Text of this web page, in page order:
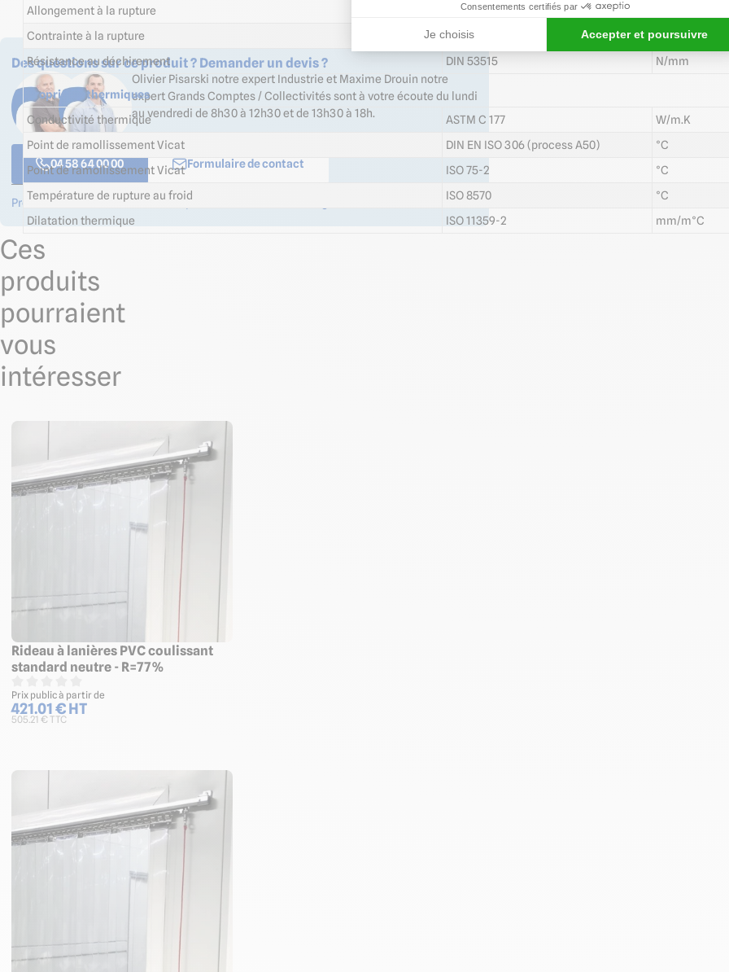
4200 à
4400
mm
5100 à
Des questions sur ce produit ? Demander un devis ?
Olivier Pisarski notre expert Industrie et Maxime Drouin notre
expert Grands Comptes / Collectivités sont à votre écoute du lundi
au vendredi de 8h30 à 12h30 et de 13h30 à 18h.
04 58 64 00 00 Formulaire de contact
Professionnels ? Créez votre compte et bénéficiez d’avantages !
Allongement à la rupture
ATSM D 638 / EN ISO 527
Contrainte à la rupture
ATSM D 638 / EN ISO 527 N/mm²
Résistance au déchirement
DIN 53515 N/mm
Propriétés thermiques
Conductivité thermique
ASTM C 177 W/m.K
Point de ramollissement Vicat
DIN EN ISO 306 (process A50) °C
Point de ramollissement Vicat
ISO 75-2 °C
Température de rupture au froid
ISO 8570 °C
Dilatation thermique
ISO 11359-2 mm/m°C
Ces
produits
pourraient
vous
intéresser
Rideau à lanières PVC coulissant
standard neutre - R=77%
Prix public à partir de
421.01 € HT
505.21 € TTC
Consentements certifiés par
Je choisis Accepter et poursuivre